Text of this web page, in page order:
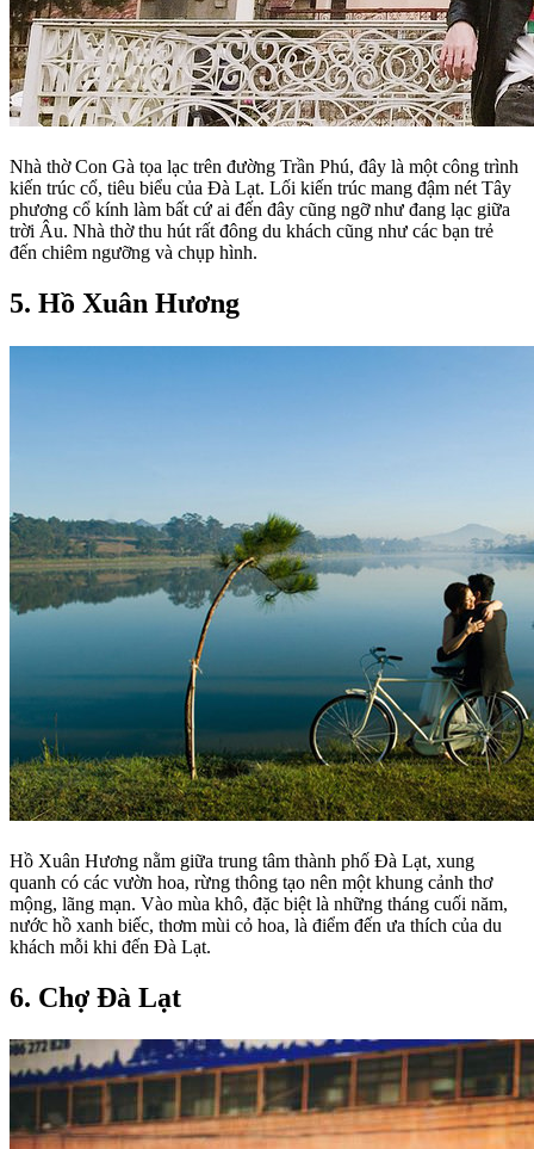
Nhà thờ Con Gà tọa lạc trên đường Trần Phú, đây là một công trình
kiến trúc cổ, tiêu biểu của Đà Lạt. Lối kiến trúc mang đậm nét Tây
phương cổ kính làm bất cứ ai đến đây cũng ngỡ như đang lạc giữa
trời Âu. Nhà thờ thu hút rất đông du khách cũng như các bạn trẻ
đến chiêm ngưỡng và chụp hình.
5. Hồ Xuân Hương
Hồ Xuân Hương nằm giữa trung tâm thành phố Đà Lạt, xung
quanh có các vườn hoa, rừng thông tạo nên một khung cảnh thơ
mộng, lãng mạn. Vào mùa khô, đặc biệt là những tháng cuối năm,
nước hồ xanh biếc, thơm mùi cỏ hoa, là điểm đến ưa thích của du
khách mỗi khi đến Đà Lạt.
6. Chợ Đà Lạt